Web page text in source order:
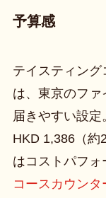
予算感
テイスティング
は、東京のフ
届きやすい設
HKD 1,386（約
はコストパフォ
コースカウンタ